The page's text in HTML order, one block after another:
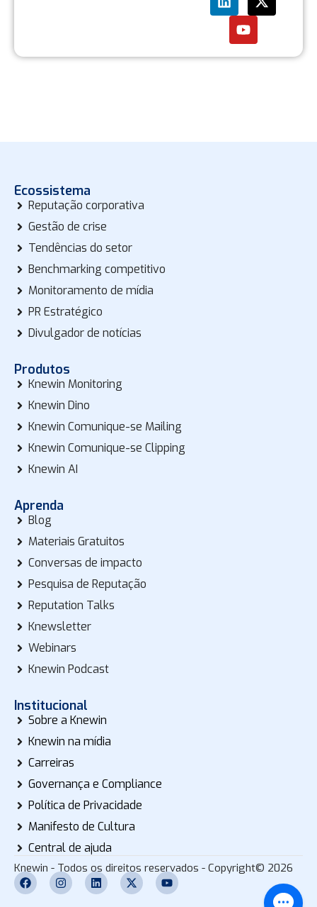
Ecossistema
Reputação corporativa
Gestão de crise
Tendências do setor
Benchmarking competitivo
Monitoramento de mídia
PR Estratégico
Divulgador de notícias
Produtos
Knewin Monitoring
Knewin Dino
Knewin Comunique-se Mailing
Knewin Comunique-se Clipping
Knewin AI
Aprenda
Blog
Materiais Gratuitos
Conversas de impacto
Pesquisa de Reputação
Reputation Talks
Knewsletter
Webinars
Knewin Podcast
Institucional
Sobre a Knewin
Knewin na mídia
Carreiras
Governança e Compliance
Política de Privacidade
Manifesto de Cultura
Central de ajuda
Knewin - Todos os direitos reservados - Copyright© 2026